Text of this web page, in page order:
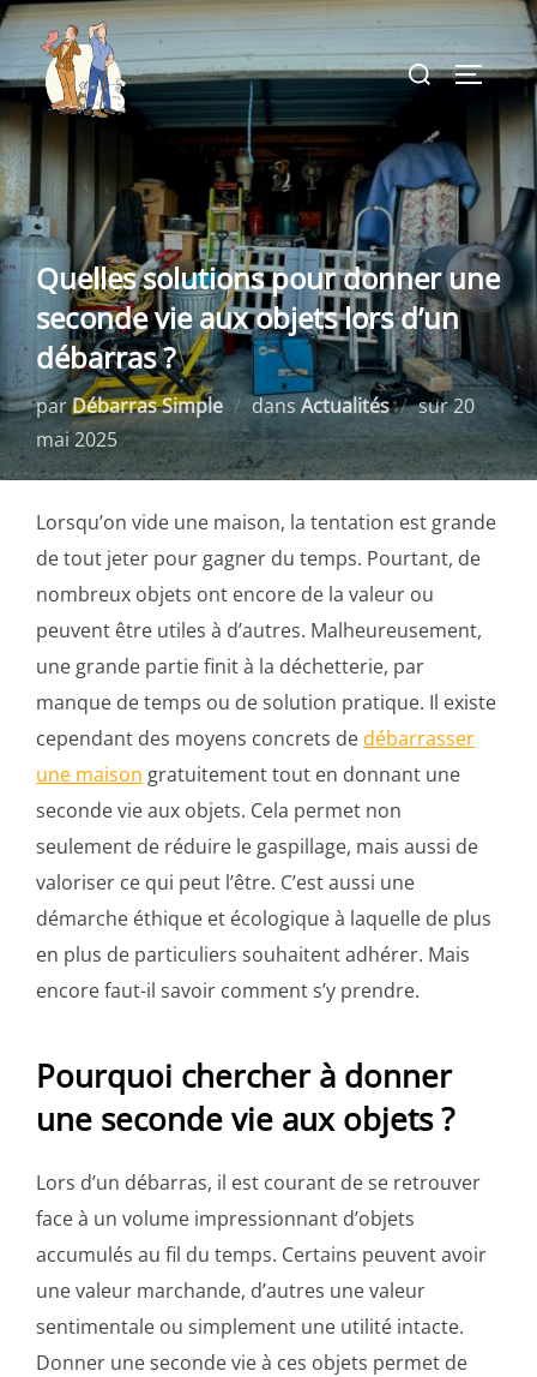
Aller
au
contenu
Rechercher :
Quelles solutions pour donner une
seconde vie aux objets lors d’un
débarras ?
parDébarras Simple dans Actualités surPublié
le
20
mai 2025
Lorsqu’on vide une maison, la tentation est grande
de tout jeter pour gagner du temps. Pourtant, de
nombreux objets ont encore de la valeur ou
peuvent être utiles à d’autres. Malheureusement,
une grande partie finit à la déchetterie, par
manque de temps ou de solution pratique. Il existe
cependant des moyens concrets dedébarrasser
une maison gratuitement tout en donnant une
seconde vie aux objets. Cela permet non
seulement de réduire le gaspillage, mais aussi de
valoriser ce qui peut l’être. C’est aussi une
démarche éthique et écologique à laquelle de plus
en plus de particuliers souhaitent adhérer. Mais
encore faut-il savoir comment s’y prendre.
Pourquoi chercher à donner
une seconde vie aux objets ?
Lors d’un débarras, il est courant de se retrouver
face à un volume impressionnant d’objets
accumulés au fil du temps. Certains peuvent avoir
une valeur marchande, d’autres une valeur
sentimentale ou simplement une utilité intacte.
Donner une seconde vie à ces objets permet de